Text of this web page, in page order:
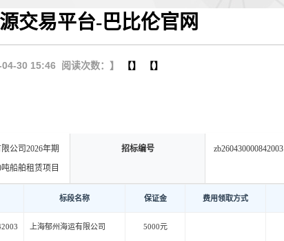
交易平台-巴比伦官网
04-30 15:46 阅读次数：】 【】 【】
公司2026年期
船舶租赁项目
招标编号 zb260430000842003
标段名称 保证金 费用领取方式
上海郁州海运有限公司 5000元